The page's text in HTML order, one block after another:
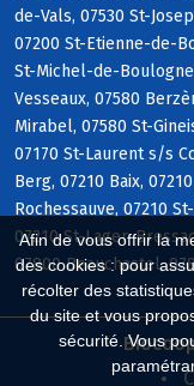
Afin de vous offrir la
des cookies : pour
récolter des
du site et vous
sécurité. Vous
de-Vals, 07530 St-
07200 St-Etienne-de-
St-Michel-de-
Vesseaux, 07580
Mirabel, 07580 St-
07170 St-Laurent s/s
Berg, 07210 Baix,
Rochessauve, 07210
07210 St-Lager-
07800 Beauchastel,